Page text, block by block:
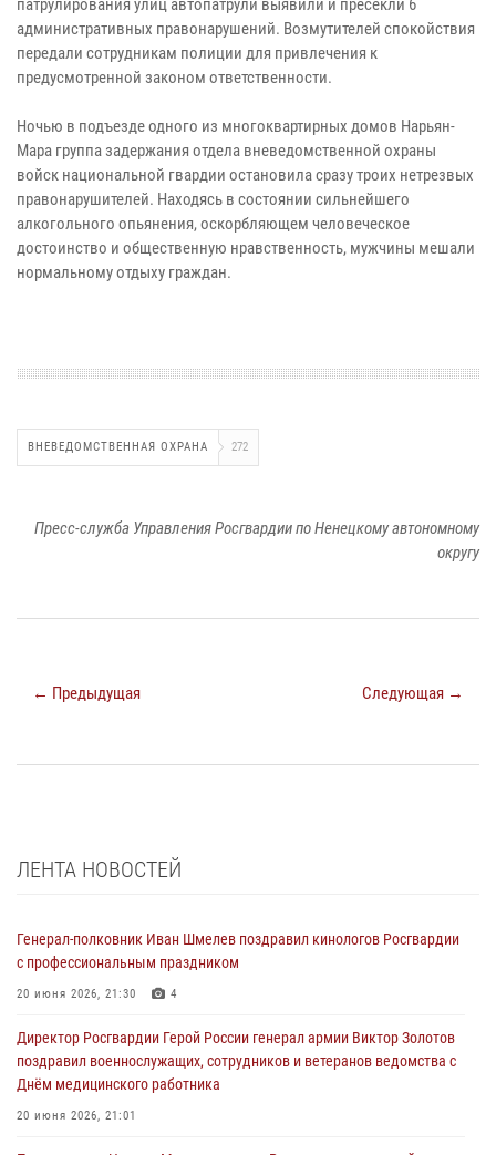
патрулирования улиц автопатрули выявили и пресекли 6
административных правонарушений. Возмутителей спокойствия
передали сотрудникам полиции для привлечения к
предусмотренной законом ответственности.
Ночью в подъезде одного из многоквартирных домов Нарьян-
Мара группа задержания отдела вневедомственной охраны
войск национальной гвардии остановила сразу троих нетрезвых
правонарушителей. Находясь в состоянии сильнейшего
алкогольного опьянения, оскорбляющем человеческое
достоинство и общественную нравственность, мужчины мешали
нормальному отдыху граждан.
ВНЕВЕДОМСТВЕННАЯ ОХРАНА 272
Пресс-служба Управления Росгвардии по Ненецкому автономному
округу
← Предыдущая Следующая →
ЛЕНТА НОВОСТЕЙ
Генерал-полковник Иван Шмелев поздравил кинологов Росгвардии
с профессиональным праздником
20 июня 2026, 21:30 4
Директор Росгвардии Герой России генерал армии Виктор Золотов
поздравил военнослужащих, сотрудников и ветеранов ведомства с
Днём медицинского работника
20 июня 2026, 21:01